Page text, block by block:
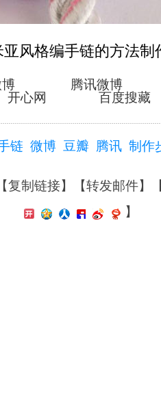
亚风格编手链的方法制
微博 腾讯微
网 百度搜
链 微博 豆瓣 腾讯 制作
复制链接】【转发邮件】
】